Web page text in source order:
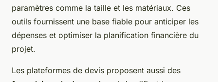
paramètres comme la taille et les matériaux. Ces
outils fournissent une base fiable pour anticiper les
dépenses et optimiser la planification financière du
projet.
Les plateformes de devis proposent aussi des